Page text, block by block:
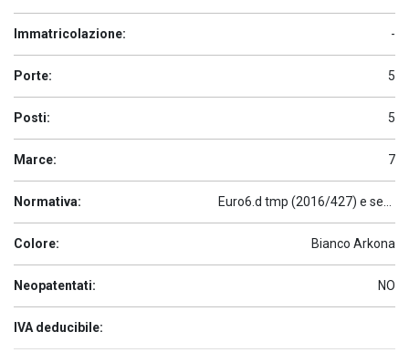
Immatricolazione: -
Porte: 5
Posti: 5
Marce: 7
Normativa:
Colore: Bianco Arkona
Neopatentati: NO
IVA deducibile: